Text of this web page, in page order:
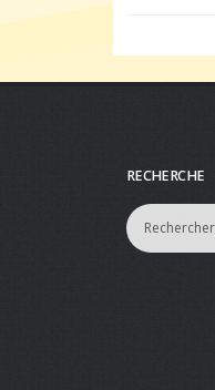
RECHERCHE